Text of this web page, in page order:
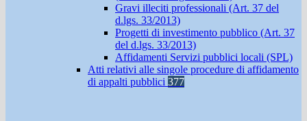
Gravi illeciti professionali (Art. 37 del
d.lgs. 33/2013)
Progetti di investimento pubblico (Art. 37
del d.lgs. 33/2013)
Affidamenti Servizi pubblici locali (SPL)
Atti relativi alle singole procedure di affidamento
di appalti pubblici 377